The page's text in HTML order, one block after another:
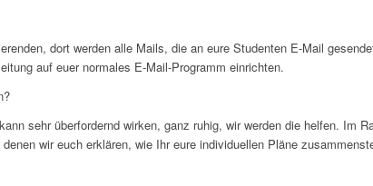
dort werden alle Mails, die an eure Studenten E-Mail
auf euer normales E-Mail-Programm einrichten.
sehr überfordernd wirken, ganz ruhig, wir werden die helfen. Im
wir euch erklären, wie Ihr eure individuellen Pläne